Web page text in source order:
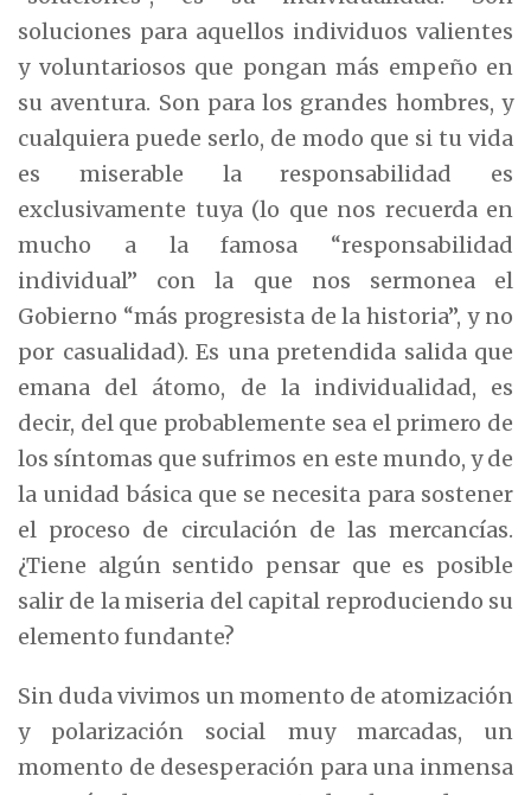
soluciones para aquellos individuos valientes
y voluntariosos que pongan más empeño en
su aventura. Son para los grandes hombres, y
cualquiera puede serlo, de modo que si tu vida
es miserable la responsabilidad es
exclusivamente tuya (lo que nos recuerda en
mucho a la famosa “responsabilidad
individual” con la que nos sermonea el
Gobierno “más progresista de la historia”, y no
por casualidad). Es una pretendida salida que
emana del átomo, de la individualidad, es
decir, del que probablemente sea el primero de
los síntomas que sufrimos en este mundo, y de
la unidad básica que se necesita para sostener
el proceso de circulación de las mercancías.
¿Tiene algún sentido pensar que es posible
salir de la miseria del capital reproduciendo su
elemento fundante?
Sin duda vivimos un momento de atomización
y polarización social muy marcadas, un
momento de desesperación para una inmensa